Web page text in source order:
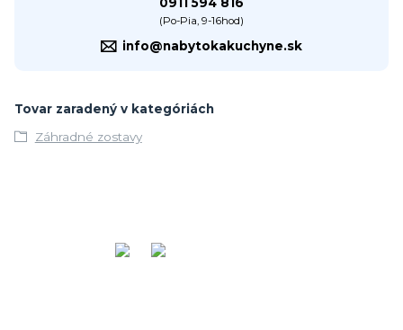
(Po-Pia, 9-16hod)
info@nabytokakuchyne.sk
Tovar zaradený v kategóriách
Záhradné zostavy